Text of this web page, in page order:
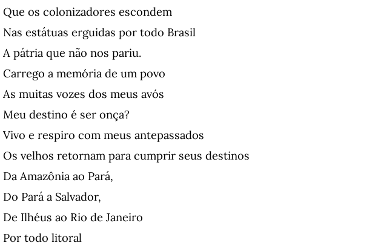
Que os colonizadores escondem
Nas estátuas erguidas por todo Brasil
A pátria que não nos pariu.
Carrego a memória de um povo
As muitas vozes dos meus avós
Meu destino é ser onça?
Vivo e respiro com meus antepassados
Os velhos retornam para cumprir seus destinos
Da Amazônia ao Pará,
Do Pará a Salvador,
De Ilhéus ao Rio de Janeiro
Por todo litoral